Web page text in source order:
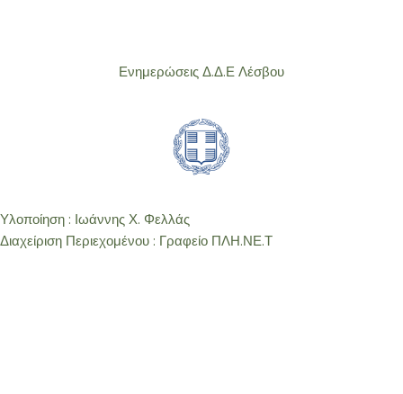
Ενημερώσεις Δ.Δ.Ε Λέσβου
Υλοποίηση : Ιωάννης Χ. Φελλάς
Διαχείριση Περιεχομένου : Γραφείο ΠΛΗ.ΝΕ.Τ